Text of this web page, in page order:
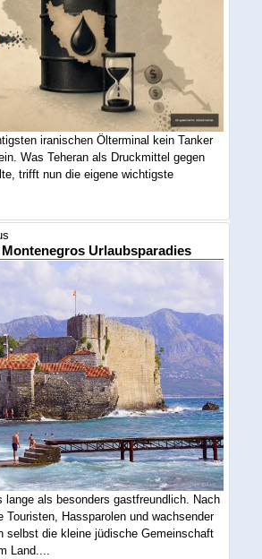
iranischen Ölterminal kein Tanker
Was Teheran als Druckmittel gegen
trifft nun die eigene wichtigste
Urlaubsparadies
lange als besonders gastfreundlich. Nach
Touristen, Hassparolen und wachsender
selbst die kleine jüdische Gemeinschaft
Land....